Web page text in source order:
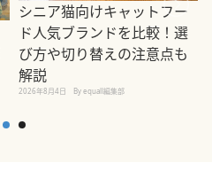
シニア猫向けキャットフー
ド人気ブランドを比較！選
び方や切り替えの注意点も
解説
2026年8月4日 By equall編集部